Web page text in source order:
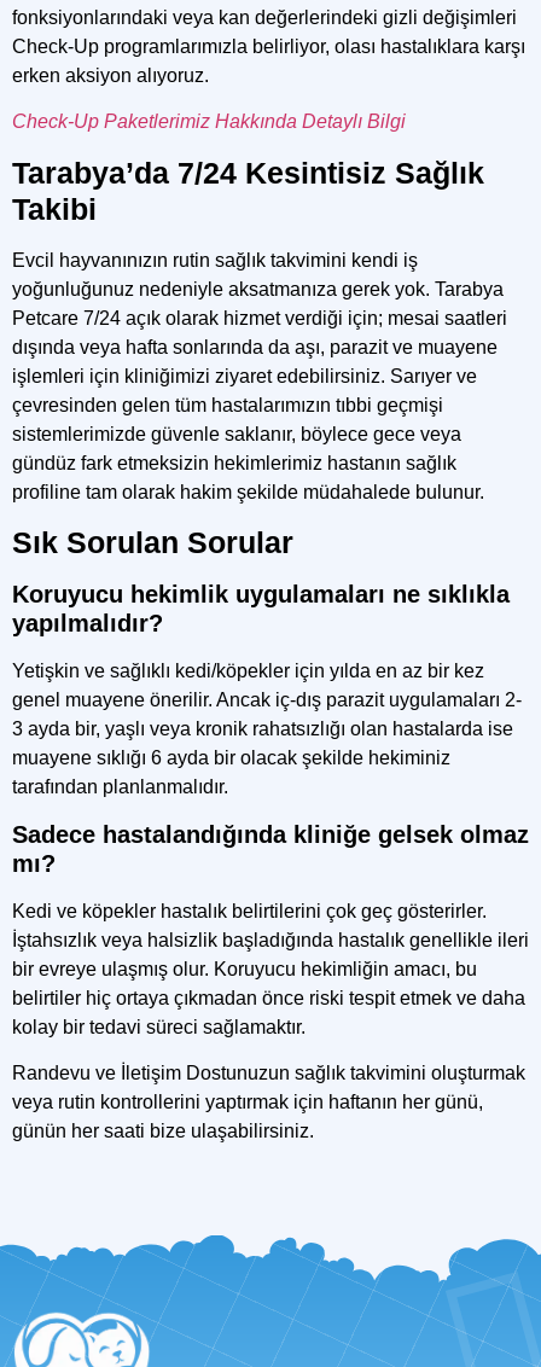
fonksiyonlarındaki veya kan değerlerindeki gizli değişimleri
Check-Up programlarımızla belirliyor, olası hastalıklara karşı
erken aksiyon alıyoruz.
Check-Up Paketlerimiz Hakkında Detaylı Bilgi
Tarabya’da 7/24 Kesintisiz Sağlık
Takibi
Evcil hayvanınızın rutin sağlık takvimini kendi iş
yoğunluğunuz nedeniyle aksatmanıza gerek yok. Tarabya
Petcare 7/24 açık olarak hizmet verdiği için; mesai saatleri
dışında veya hafta sonlarında da aşı, parazit ve muayene
işlemleri için kliniğimizi ziyaret edebilirsiniz. Sarıyer ve
çevresinden gelen tüm hastalarımızın tıbbi geçmişi
sistemlerimizde güvenle saklanır, böylece gece veya
gündüz fark etmeksizin hekimlerimiz hastanın sağlık
profiline tam olarak hakim şekilde müdahalede bulunur.
Sık Sorulan Sorular
Koruyucu hekimlik uygulamaları ne sıklıkla
yapılmalıdır?
Yetişkin ve sağlıklı kedi/köpekler için yılda en az bir kez
genel muayene önerilir. Ancak iç-dış parazit uygulamaları 2-
3 ayda bir, yaşlı veya kronik rahatsızlığı olan hastalarda ise
muayene sıklığı 6 ayda bir olacak şekilde hekiminiz
tarafından planlanmalıdır.
Sadece hastalandığında kliniğe gelsek olmaz
mı?
Kedi ve köpekler hastalık belirtilerini çok geç gösterirler.
İştahsızlık veya halsizlik başladığında hastalık genellikle ileri
bir evreye ulaşmış olur. Koruyucu hekimliğin amacı, bu
belirtiler hiç ortaya çıkmadan önce riski tespit etmek ve daha
kolay bir tedavi süreci sağlamaktır.
Randevu ve İletişim Dostunuzun sağlık takvimini oluşturmak
veya rutin kontrollerini yaptırmak için haftanın her günü,
günün her saati bize ulaşabilirsiniz.